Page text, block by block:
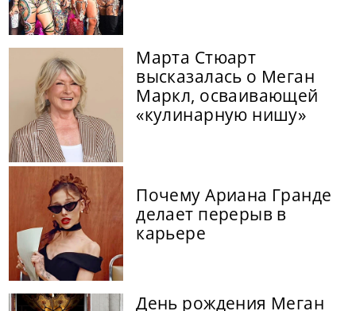
Марта Стюарт
высказалась о Меган
Маркл, осваивающей
«кулинарную нишу»
Почему Ариана Гранде
делает перерыв в
карьере
День рождения Меган